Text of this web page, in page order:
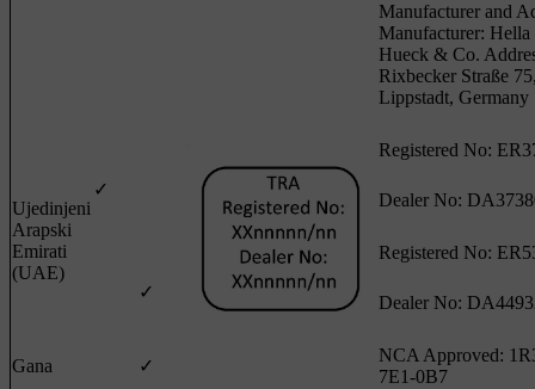
Manufacturer and
Manufacturer:
Hueck & Co.
Rixbecker Straße
Lippstadt, Germany
Ujedinjeni
Arapski
Emirati
(UAE)
✓
Registered No:
Dealer No:
✓
Registered No:
Dealer No:
Gana ✓
NCA Approved:
7E1-0B7